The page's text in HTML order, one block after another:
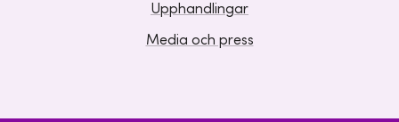
Upphandlingar
Media och press